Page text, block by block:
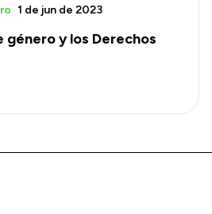
y los Derechos
1 de jun de 2023